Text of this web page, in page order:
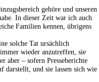
gehöre und unseren
In dieser Zeit war ich auch
Familien kennen, übrigens
solche Tat ursächlich
wieder anzutreffen, sie
aber – sofern Presseberichte
darstellt, und sie lassen sich wie